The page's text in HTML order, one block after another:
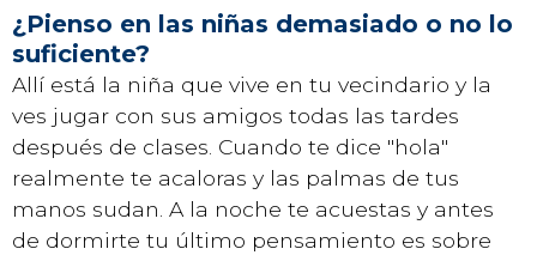
¿Pienso en las niñas demasiado o no lo
suficiente?
Allí está la niña que vive en tu vecindario y la
ves jugar con sus amigos todas las tardes
después de clases. Cuando te dice "hola"
realmente te acaloras y las palmas de tus
manos sudan. A la noche te acuestas y antes
de dormirte tu último pensamiento es sobre